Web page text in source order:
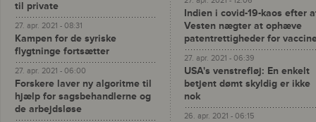
til private
27. apr. 2021 - 08:31
Kampen for de syriske
flygtninge fortsætter
27. apr. 2021 - 06:00
Forskere laver ny algoritme til
hjælp for sagsbehandlerne og
de arbejdsløse
Indien i covid-19-kaos efter
Vesten nægter at ophæve
patentrettigheder for
27. apr. 2021 - 06:39
USA's venstrefløj: En enkelt
betjent dømt skyldig er ikke
nok
26. apr. 2021 - 06:15